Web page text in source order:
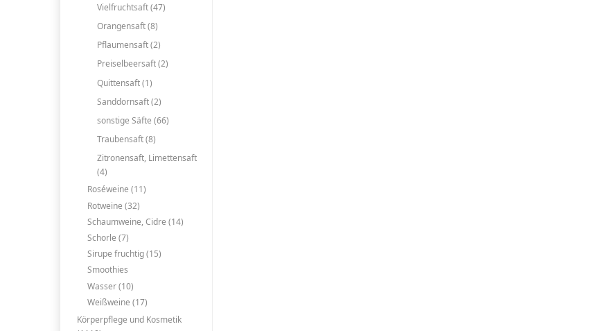
Vielfruchtsaft (47)
Orangensaft (8)
Pflaumensaft (2)
Preiselbeersaft (2)
Quittensaft (1)
Sanddornsaft (2)
sonstige Säfte (66)
Traubensaft (8)
Zitronensaft, Limettensaft
(4)
Roséweine (11)
Rotweine (32)
Schaumweine, Cidre (14)
Schorle (7)
Sirupe fruchtig (15)
Smoothies
Wasser (10)
Weißweine (17)
Körperpflege und Kosmetik